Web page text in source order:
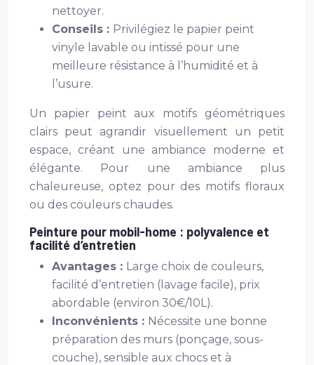
nettoyer.
Conseils : Privilégiez le papier peint
vinyle lavable ou intissé pour une
meilleure résistance à l’humidité et à
l’usure.
Un papier peint aux motifs géométriques
clairs peut agrandir visuellement un petit
espace, créant une ambiance moderne et
élégante. Pour une ambiance plus
chaleureuse, optez pour des motifs floraux
ou des couleurs chaudes.
Peinture pour mobil-home : polyvalence et
facilité d’entretien
Avantages : Large choix de couleurs,
facilité d’entretien (lavage facile), prix
abordable (environ 30€/10L).
Inconvénients : Nécessite une bonne
préparation des murs (ponçage, sous-
couche), sensible aux chocs et à